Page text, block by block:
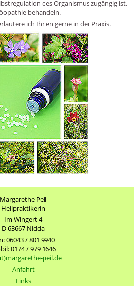
des Organismus zugängig ist,
behandeln.
ich Ihnen gerne in der Praxis.
Margarethe Peil
Heilpraktikerin
Im Wingert 4
D 63667 Nidda
06043 / 801 9940
0174 / 979 1646
peil.de
Anfahrt
Links